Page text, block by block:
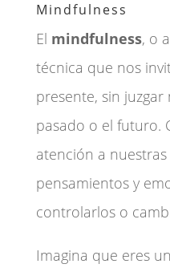
Mindfulness
El mindfulness, o
técnica que nos
presente, sin
pasado o el futuro.
atención a nuestras
pensamientos y
controlarlos o
Imagina que eres